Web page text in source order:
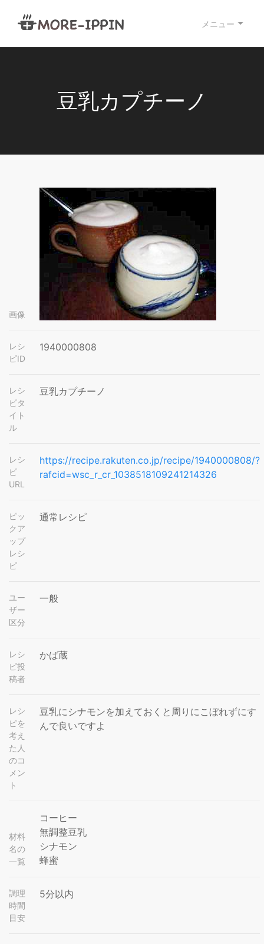
メニュー
豆乳カプチーノ
画像
レシ
ピID
1940000808
レシ
ピタ
イト
ル
豆乳カプチーノ
レシ
ピ
URL
https://recipe.rakuten.co.jp/recipe/1940000808/?
rafcid=wsc_r_cr_1038518109241214326
ピッ
クア
ップ
レシ
ピ
通常レシピ
ユー
ザー
区分
一般
レシ
ピ投
稿者
かば蔵
レシ
ピを
考え
た人
のコ
メン
ト
豆乳にシナモンを加えておくと周りにこぼれずにす
んで良いですよ
材料
名の
一覧
コーヒー
無調整豆乳
シナモン
蜂蜜
調理
時間
目安
5分以内